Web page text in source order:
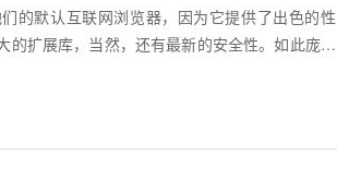
的默认互联网浏览器，因为它提供了出色的性
的扩展库，当然，还有最新的安全性。如此庞大
得安全的互联网浏览体验负。谷歌有一些内置的
和功能来显著增强谷歌的安全性。